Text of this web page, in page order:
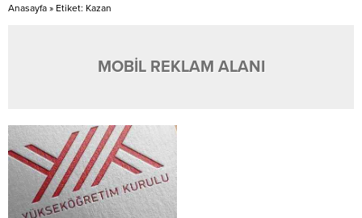
Anasayfa » Etiket: Kazan
MOBİL REKLAM ALANI